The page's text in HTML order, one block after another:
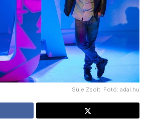
Süle Zsolt. Fotó: adal.hu